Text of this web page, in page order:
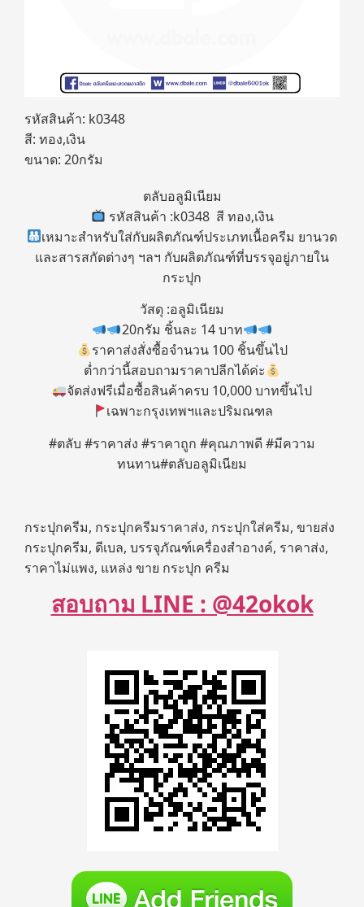
รหัสสินค้า: k0348
สี: ทอง,เงิน
ขนาด: 20กรัม
ตลับอลูมิเนียม
รหัสสินค้า :k0348 สี ทอง,เงิน
เหมาะสำหรับใส่กับผลิตภัณฑ์ประเภทเนื้อครีม ยานวด
และสารสกัดต่างๆ ฯลฯ กับผลิตภัณฑ์ที่บรรจุอยู่ภายใน
กระปุก
วัสดุ :อลูมิเนียม
20กรัม ชิ้นละ 14 บาท
ราคาส่งสั่งซื้อจำนวน 100 ชิ้นขึ้นไป
ต่ำกว่านี้สอบถามราคาปลีกได้ค่ะ
จัดส่งฟรีเมื่อซื้อสินค้าครบ 10,000 บาทขึ้นไป
เฉพาะกรุงเทพฯและปริมณฑล
#ตลับ #ราคาส่ง #ราคาถูก #คุณภาพดี #มีความ
ทนทาน#ตลับอลูมิเนียม
กระปุกครีม, กระปุกครีมราคาส่ง, กระปุกใส่ครีม, ขายส่ง
กระปุกครีม, ดีเบล, บรรจุภัณฑ์เครื่องสำอางค์, ราคาส่ง,
ราคาไม่แพง, แหล่ง ขาย กระปุก ครีม
สอบถาม LINE : @42okok